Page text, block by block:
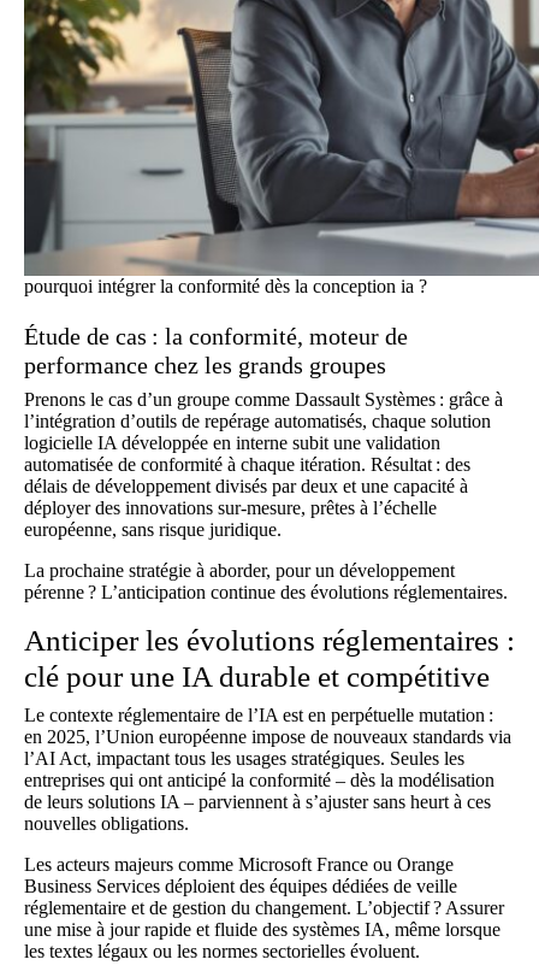
pourquoi intégrer la conformité dès la conception ia ?
Étude de cas : la conformité, moteur de
performance chez les grands groupes
Prenons le cas d’un groupe comme Dassault Systèmes : grâce à
l’intégration d’outils de repérage automatisés, chaque solution
logicielle IA développée en interne subit une validation
automatisée de conformité à chaque itération. Résultat : des
délais de développement divisés par deux et une capacité à
déployer des innovations sur-mesure, prêtes à l’échelle
européenne, sans risque juridique.
La prochaine stratégie à aborder, pour un développement
pérenne ? L’anticipation continue des évolutions réglementaires.
Anticiper les évolutions réglementaires :
clé pour une IA durable et compétitive
Le contexte réglementaire de l’IA est en perpétuelle mutation :
en 2025, l’Union européenne impose de nouveaux standards via
l’AI Act, impactant tous les usages stratégiques. Seules les
entreprises qui ont anticipé la conformité – dès la modélisation
de leurs solutions IA – parviennent à s’ajuster sans heurt à ces
nouvelles obligations.
Les acteurs majeurs comme Microsoft France ou Orange
Business Services déploient des équipes dédiées de veille
réglementaire et de gestion du changement. L’objectif ? Assurer
une mise à jour rapide et fluide des systèmes IA, même lorsque
les textes légaux ou les normes sectorielles évoluent.